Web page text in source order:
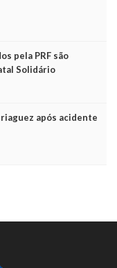
pela PRF são
Solidário
após acidente